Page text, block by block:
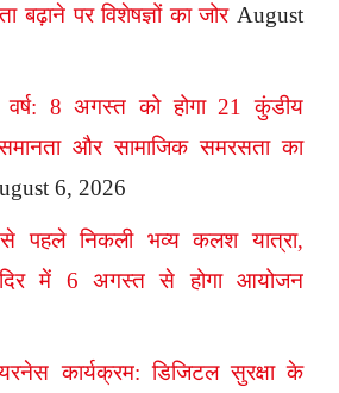
बढ़ाने पर विशेषज्ञों का जोर August
वर्ष: 8 अगस्त को होगा 21 कुंडीय
और सामाजिक समरसता का
6, 2026
से पहले निकली भव्य कलश यात्रा,
मंदिर में 6 अगस्त से होगा आयोजन
कार्यक्रम: डिजिटल सुरक्षा के